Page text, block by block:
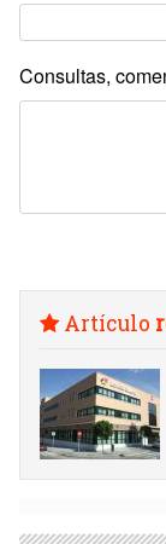
Consultas,
Artículo